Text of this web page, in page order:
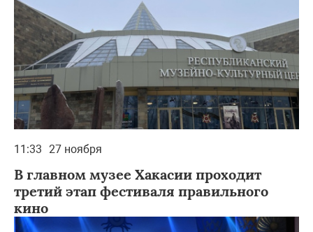
11:33 27 ноября
В главном музее Хакасии проходит
третий этап фестиваля правильного
кино